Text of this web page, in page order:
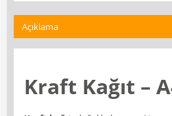
Açıklama
Kraft Kağıt –